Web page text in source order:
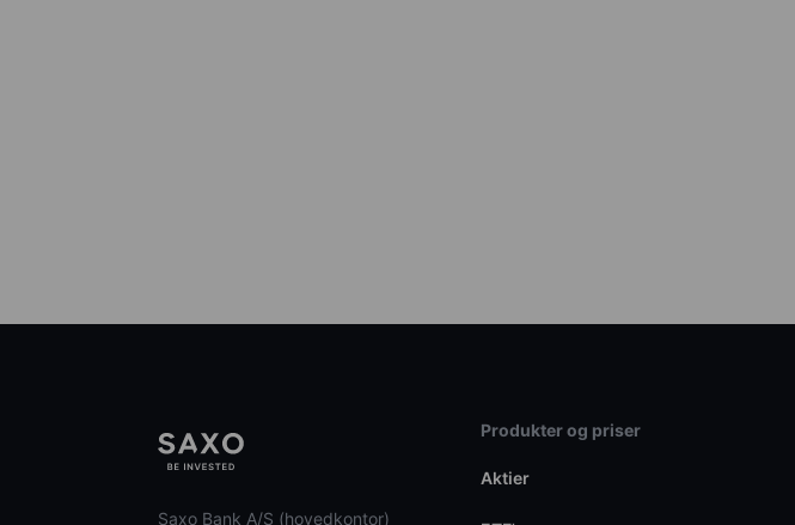
Saxo Bank A/S (hovedkontor)
Produkter og priser
Aktier